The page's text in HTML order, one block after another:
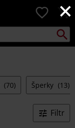
×
0
(70) Šperky (13)
Filtr